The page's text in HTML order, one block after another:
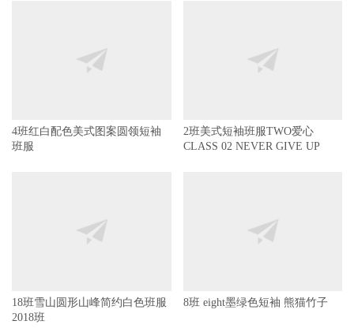
4班红白配色美式图案圆领短袖
班服
2班美式短袖班服TWO爱心
CLASS 02 NEVER GIVE UP
18班雪山圆形山峰简约白色班服
2018班
8班 eight墨绿色短袖 熊猫竹子